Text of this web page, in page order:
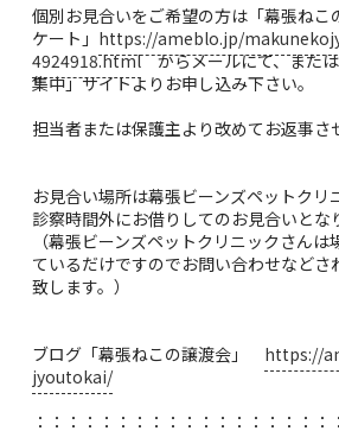
個別お見合いをご希望の方は「幕張ね
ケート」 https://ameblo.jp/
4924918.htmlからメールにて、また
集中」サイトよりお申し込み下さい。
担当者または保護主より改めてお返事さ
お見合い場所は幕張ビーンズペットクリ
診察時間外にお借りしてのお見合いとな
（幕張ビーンズペットクリニックさん
ているだけですのでお問い合わせなどさ
致します。）
ブログ「幕張ねこの譲渡会」 https://
jyoutokai/
：：：：：：：：：：：：：：：：：：